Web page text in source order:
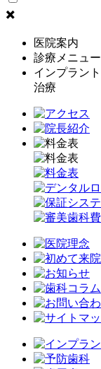
✖️
医院案内
診療メニュー
インプラント
治療